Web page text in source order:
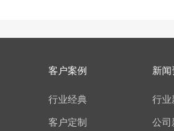
客户案例
行业经典
客户定制
新
行业
公司